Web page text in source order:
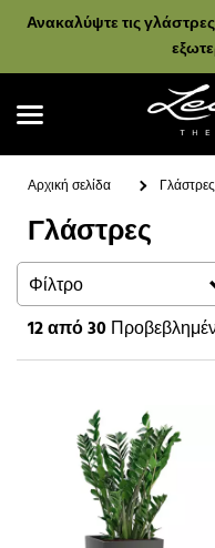
Ανακαλύψτε τις
Αρχική σελίδα Γλάστρες
Γλάστρες
Φίλτρο
12από 30